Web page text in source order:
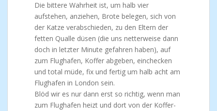
Die bittere Wahrheit ist, um halb vier
aufstehen, anziehen, Brote belegen, sich von
der Katze verabschieden, zu den Eltern der
fetten Qualle düsen (die uns netterweise dann
doch in letzter Minute gefahren haben), auf
zum Flughafen, Koffer abgeben, einchecken
und total müde, fix und fertig um halb acht am
Flughafen in London sein.
Blöd wir es nur dann erst so richtig, wenn man
zum Flughafen heizt und dort von der Koffer-